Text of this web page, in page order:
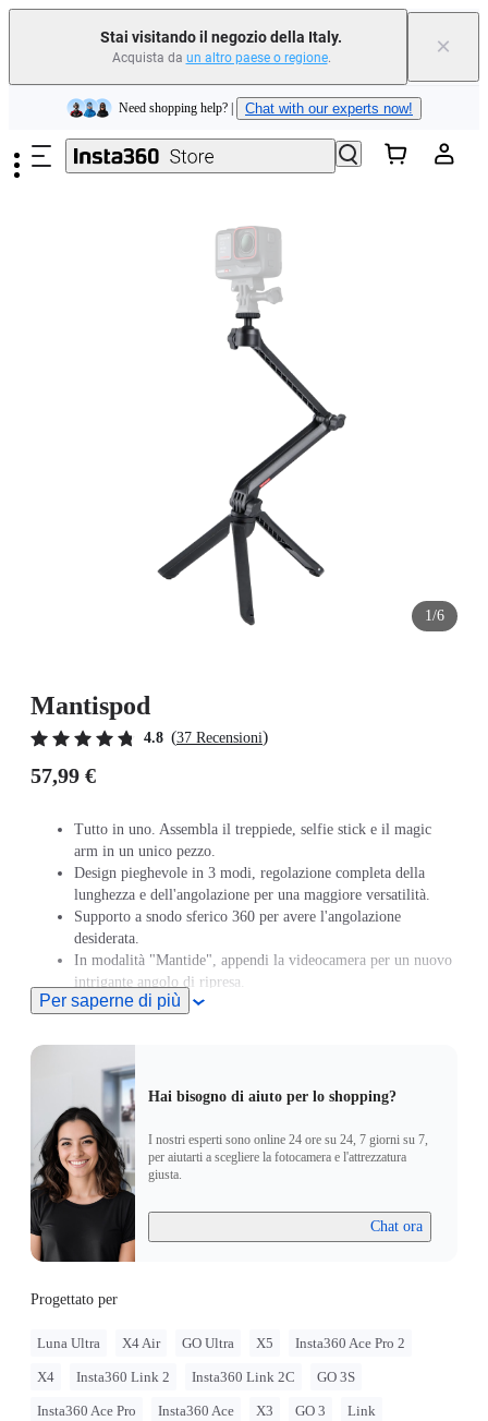
Stai visitando il negozio della Italy.
Acquista da un altro paese o regione. ×
Salta al contenuto principale
Need shopping help? | Chat with our experts now!
Insta360 Luna Ultra |Disponibile ora| Spedizione gratuita
1/6
Mantispod
4.8 (37 Recensioni)
57,99 €
Tutto in uno. Assembla il treppiede, selfie stick e il magic
arm in un unico pezzo.
Design pieghevole in 3 modi, regolazione completa della
lunghezza e dell'angolazione per una maggiore versatilità.
Supporto a snodo sferico 360 per avere l'angolazione
desiderata.
In modalità "Mantide", appendi la videocamera per un nuovo
intrigante angolo di ripresa.
Per saperne di più
Hai bisogno di aiuto per lo shopping?
I nostri esperti sono online 24 ore su 24, 7 giorni su 7,
per aiutarti a scegliere la fotocamera e l'attrezzatura
giusta.
Chat ora
Progettato per
Luna Ultra X4 Air GO Ultra X5 Insta360 Ace Pro 2
X4 Insta360 Link 2 Insta360 Link 2C GO 3S
Insta360 Ace Pro Insta360 Ace X3 GO 3 Link